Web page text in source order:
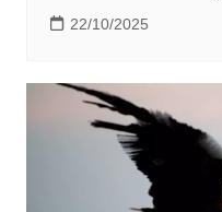
22/10/2025